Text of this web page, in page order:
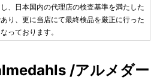
、日本国内の代理店の検査基準を満たした
り、更に当店にて最終検品を厳正に行った
っております。
/アルメダー